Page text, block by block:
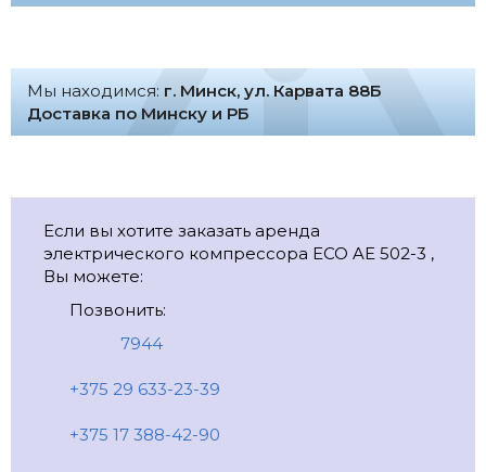
Мы находимся: г. Минск, ул. Карвата 88Б
Доставка по Минску и РБ
Если вы хотите заказать аренда
электрического компрессора ECO AE 502-3 ,
Вы можете:
Позвонить:
7944
+375 29 633-23-39
+375 17 388-42-90